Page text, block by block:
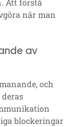
Att förstå
när man
av
och
blockeringar